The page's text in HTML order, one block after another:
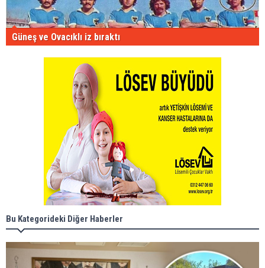
Güneş ve Ovacıklı iz bıraktı
Bu Kategorideki Diğer Haberler